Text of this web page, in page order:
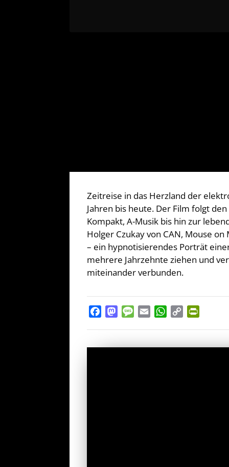
Zeitreise in das Herzland der
Jahren bis heute. Der Film folgt
Kompakt, A-Musik bis hin zur
Holger Czukay von CAN, Mouse
– ein hypnotisierendes Porträt
mehrere Jahrzehnte ziehen und
miteinander verbunden.
FacebookMastodon
Message
Email WhatsApp
Copy